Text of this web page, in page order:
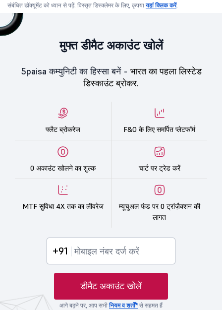
संबंधित डॉक्यूमेंट को ध्यान से पढ़ें. विस्तृत डिस्क्लेमर के लिए, कृपयायहां क्लिक करें.
मुफ्त डीमैट अकाउंट खोलें
5paisa कम्युनिटी का हिस्सा बनें - भारत का पहला लिस्टेड
डिस्काउंट ब्रोकर.
फ्लैट ब्रोकरेज F&O के लिए समर्पित प्लेटफॉर्म
0 अकाउंट खोलने का शुल्क चार्ट पर ट्रेड करें
MTF सुविधा 4X तक का लीवरेज
म्यूचुअल फंड पर 0 ट्रांज़ैक्शन की
लागत
+91
डीमैट अकाउंट खोलें
आगे बढ़ने पर, आप सभीनियम व शर्तों*से सहमत हैं